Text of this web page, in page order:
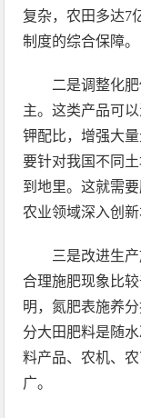
复杂，农田多达7
制度的综合保障。
二是调整化
主。这类产品可
钾配比，增强大
要针对我国不同
到地里。这就需
农业领域深入创新
三是改进生
合理施肥现象比
明，氮肥表施养
分大田肥料是随
料产品、农机、
广。